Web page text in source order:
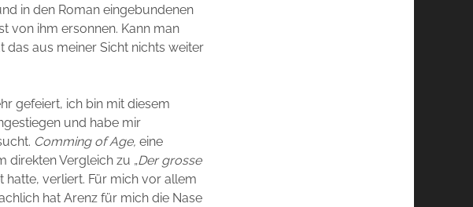
in den Roman eingebundenen
von ihm ersonnen. Kann man
das aus meiner Sicht nichts weiter
gefeiert, ich bin mit diesem
und habe mir
Comming of Age,eine
direkten Vergleich zu „Der grosse
hatte, verliert. Für mich vor allem
hat Arenz für mich die Nase